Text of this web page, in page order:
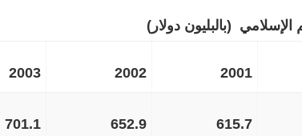
الإسلامي (بالبليون دولار)
2001
2002
2003
615.7
652.9
701.1